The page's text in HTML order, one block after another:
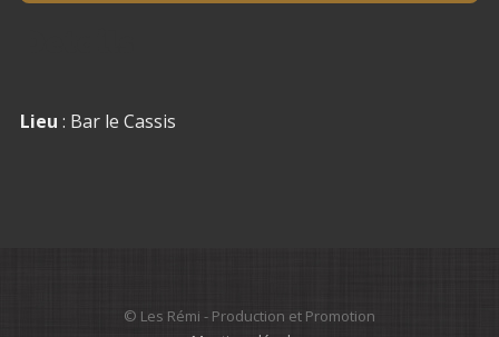
Lieu : Bar le Cassis
© Les Rémi - Production et Promotion